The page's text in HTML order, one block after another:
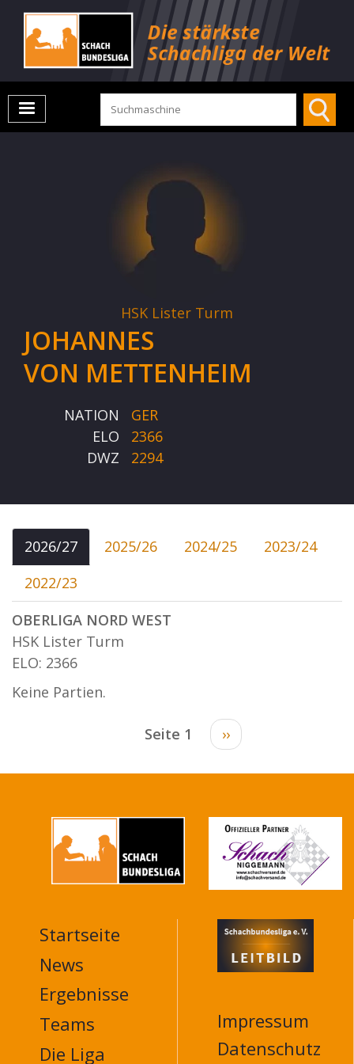
HSK Lister Turm
JOHANNES
VON METTENHEIM
NATION
GER
ELO
2366
DWZ
2294
2026/27 2025/26 2024/25
2023/24
2022/23
OBERLIGA NORD WEST
HSK Lister Turm
ELO: 2366
Keine Partien.
Seitennummerierung
Seite 1
Nächste
Seite
››
MAIN
NAVIGATION
FOOTER
Startseite
News
Ergebnisse
Teams
Die Liga
Impressum
Datenschutz